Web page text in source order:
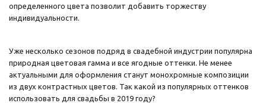
определенного цвета позволит добавить торжеству
индивидуальности.
Уже несколько сезонов подряд в свадебной индустрии популярна
природная цветовая гамма и все ягодные оттенки. Не менее
актуальными для оформления станут монохромные композиции
из двух контрастных цветов. Так какой из популярных оттенков
использовать для свадьбы в 2019 году?